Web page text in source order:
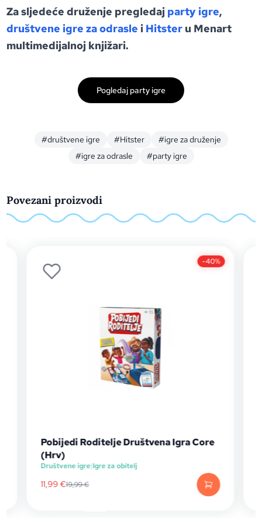
Za sljedeće druženje pregledaj party igre,
društvene igre za odrasle i Hitster u Menart
multimedijalnoj knjižari.
Pogledaj party igre
#društvene igre #Hitster
#igre za druženje
#igre za odrasle
#party igre
Povezani proizvodi
Alias Junior Party
Društvene igre|Igre za djecu
21,23€